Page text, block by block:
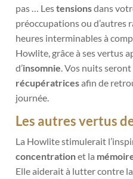
pas … Lestensionsdans
préoccupations ou d’autres
heures interminables à
Howlite, grâce à ses vertus
d’insomnie. Vos nuits
récupératricesafin de
journée.
Les autres vertus
La Howlite stimulerait
concentrationet la
Elle aiderait à lutter contre la